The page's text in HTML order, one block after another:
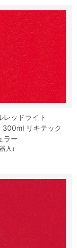
レッドライト
300ml リキテック
ラー
入）